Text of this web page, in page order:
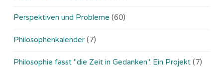
Perspektiven und Probleme (60)
Philosophenkalender (7)
Philosophie fasst "die Zeit in Gedanken". Ein Projekt (7)